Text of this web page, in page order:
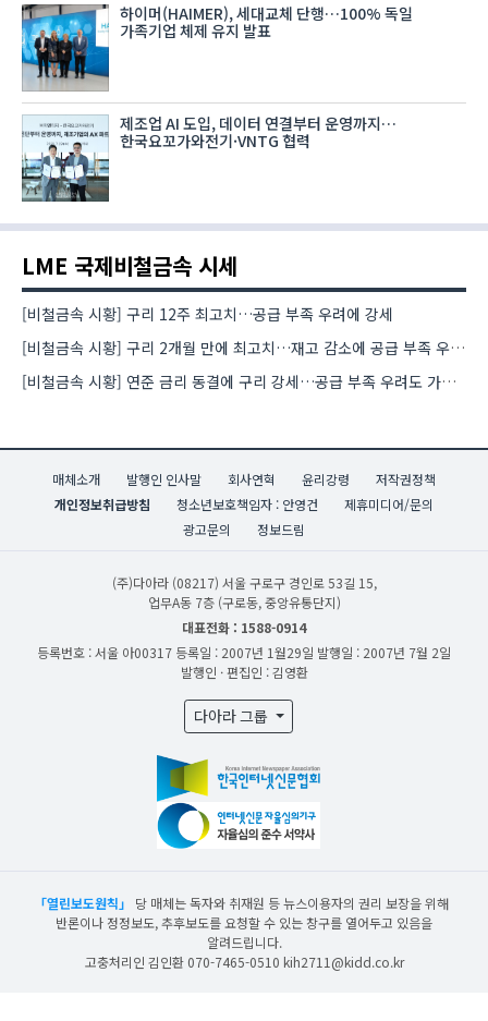
하이머(HAIMER), 세대교체 단행…100% 독일
가족기업 체제 유지 발표
제조업 AI 도입, 데이터 연결부터 운영까지…
한국요꼬가와전기·VNTG 협력
LME 국제비철금속 시세
[비철금속 시황] 구리 12주 최고치…공급 부족 우려에 강세
[비철금속 시황] 구리 2개월 만에 최고치…재고 감소에 공급 부족 우려 확대
[비철금속 시황] 연준 금리 동결에 구리 강세…공급 부족 우려도 가격 지지
매체소개 발행인 인사말 회사연혁 윤리강령
저작권정책
개인정보취급방침
청소년보호책임자 : 안영건
제휴미디어/문의
광고문의
정보드림
(주)다아라 (08217) 서울 구로구 경인로 53길 15,
업무A동 7층 (구로동, 중앙유통단지)
대표전화 : 1588-0914
등록번호 : 서울 아00317 등록일 : 2007년 1월29일 발행일 : 2007년 7월 2일
발행인 · 편집인 : 김영환
다아라 그룹
「열린보도원칙」
당 매체는 독자와 취재원 등 뉴스이용자의 권리 보장을 위해
반론이나 정정보도, 추후보도를 요청할 수 있는 창구를 열어두고 있음을
알려드립니다.
고충처리인 김인환 070-7465-0510 kih2711@kidd.co.kr